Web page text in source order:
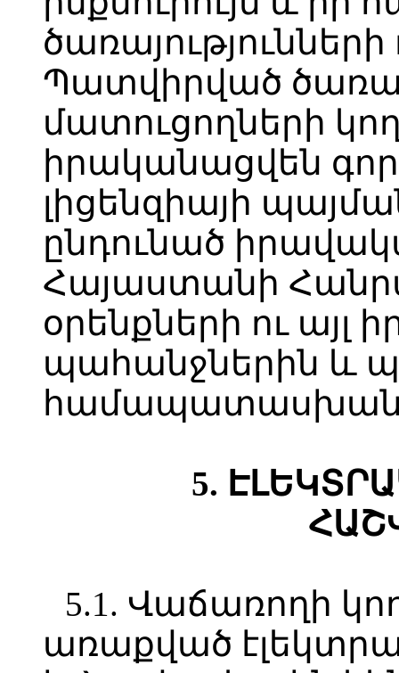
Պատվիրված
մատուցողների
իրականացվեն
լիցենզիայի
ընդունած
Հայաստանի
օրենքների ու
պահանջներին և
5.
5.1. Վաճառողի
առաքված